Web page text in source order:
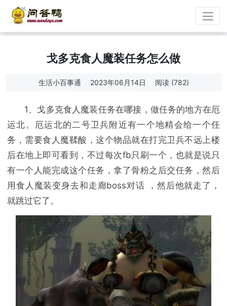
戈多克食人魔装任务怎么做
生活小百事通 2023年06月14日 阅读 (782)
1、戈多克食人魔装任务在哪接，做任务的地方在厄
运北。厄运北的二号卫兵附近有一个地精会给一个任
务，需要食人魔鞣酸，这个物品就在打完卫兵不远上楼
后在地上即可看到，不过每次fb只刷一个，也就是说只
有一个人能完成这个任务，拿了骨粉之后交任务，然后
用食人魔装变身去和走廊boss对话 ，然后他就走了，
就跳过它了。